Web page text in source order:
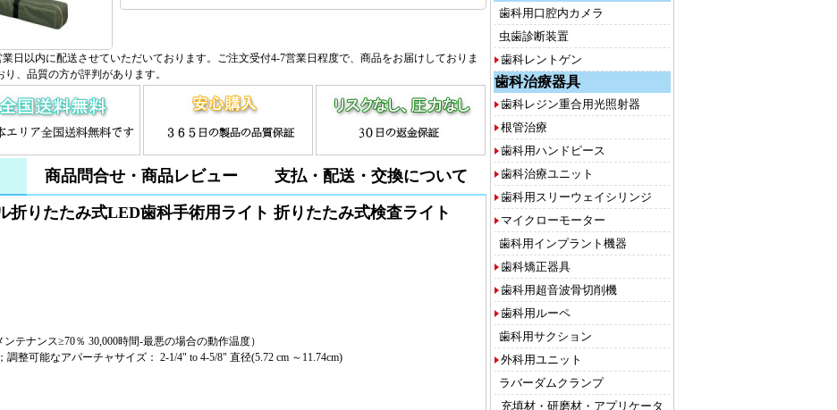
歯科用口腔内カメラ
虫歯診断装置
歯科レントゲン
歯科治療器具
歯科レジン重合用光照射器
根管治療
歯科用ハンドピース
歯科治療ユニット
歯科用スリーウェイシリンジ
マイクローモーター
歯科用インプラント機器
歯科矯正器具
歯科用超音波骨切削機
歯科用ルーペ
歯科用サクション
外科用ユニット
ラバーダムクランプ
充填材・研磨材・アプリケータ
日以内に配送させていただいております。ご注文受付4-7営業日程度で、商品をお届けしておりま
、品質の方が評判があります。
商品問合せ・商品レビュー 支払・配送・交換について
折りたたみ式LED歯科手術用ライト 折りたたみ式検査ライト
テナンス≥70％ 30,000時間-最悪の場合の動作温度）
整可能なアパーチャサイズ： 2-1/4" to 4-5/8" 直径(5.72 cm ～11.74cm)